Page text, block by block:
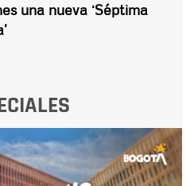
una nueva ‘Séptima